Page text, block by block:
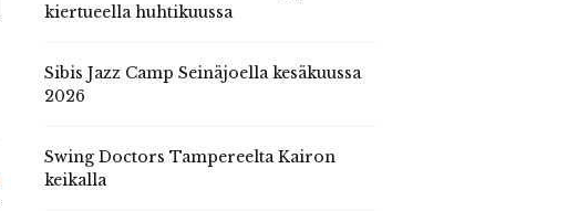
kiertueella huhtikuussa
Sibis Jazz Camp Seinäjoella kesäkuussa
2026
Swing Doctors Tampereelta Kairon
keikalla